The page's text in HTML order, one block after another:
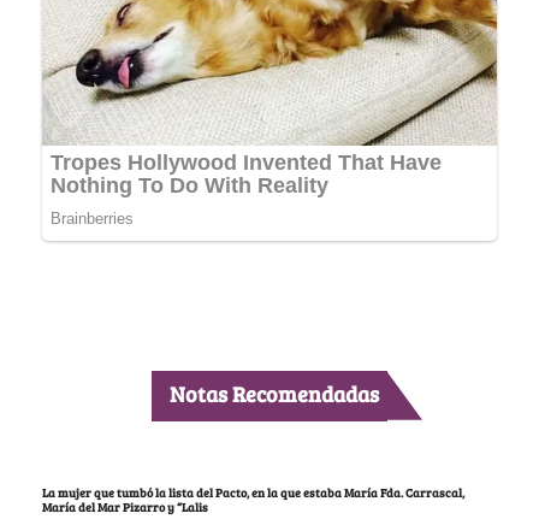
Notas Recomendadas
La mujer que tumbó la lista del Pacto, en la que estaba María Fda. Carrascal,
María del Mar Pizarro y “Lalis